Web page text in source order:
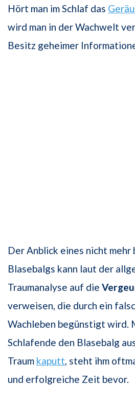
Hört man im Schlaf das
wird man in der Wachwelt
Besitz geheimer
Der Anblick eines nicht mehr
Blasebalgs kann laut der
Traumanalyse auf die
verweisen, die durch ein
Wachleben begünstigt wird.
Schlafende den Blasebalg
Traum kaputt, steht ihm
und erfolgreiche Zeit bevor.